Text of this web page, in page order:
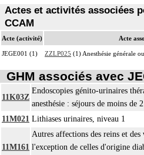
Actes et activités associées
CCAM
Acte (activité) Acte
JEGE001 (1) ZZLP025 (1) Anesthésie générale
GHM associés avec
11K03Z
Endoscopies génito-urinaires
anesthésie : séjours de moins de
11M021 Lithiases urinaires, niveau 1
11M161
Autres affections des reins et des
l'exception de celles d'origine